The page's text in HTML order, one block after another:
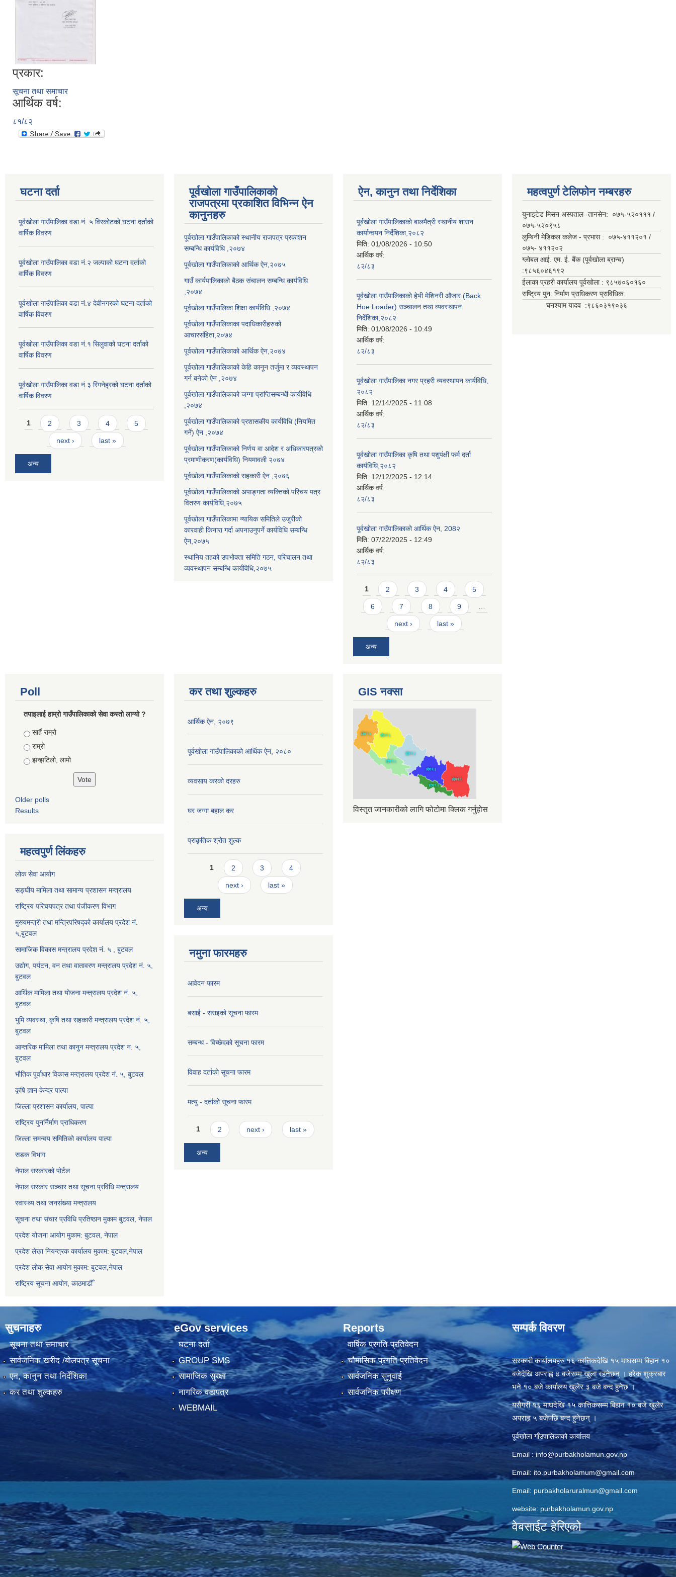
प्रकार:
सूचना तथा समाचार
आर्थिक वर्ष:
८१/८२
घटना दर्ता
पूर्वखोला गाउँपालिका वडा नं. ५ विरकोटको घटना दर्ताको
वार्षिक विवरण
पूर्वखोला गाउँपालिका वडा नं.२ जल्पाको घटना दर्ताको
वार्षिक विवरण
पूर्वखोला गाउँपालिका वडा नं.४ देवीनगरको घटना दर्ताको
वार्षिक विवरण
पूर्वखोला गाउँपालिका वडा नं.१ सिलुवाको घटना दर्ताको
वार्षिक विवरण
पूर्वखोला गाउँपालिका वडा नं.३ रिंगनेह्रको घटना दर्ताको
वार्षिक विवरण
Pages
1 2 3 4 5
next › last »
अन्य
पूर्वखोला गाउँपालिकाको
राजपत्रमा प्रकाशित विभिन्न ऐन
कानुनहरु
पूर्वखोला गाउँपालिकाको स्थानीय राजपत्र प्रकाशन
सम्बन्धि कार्यविधि ,२०७४
पूर्वखोला गाउँपालिकाको आर्थिक ऐन,२०७५
गाउँ कार्यपालिकाको बैठक संचालन सम्बन्धि कार्यविधि
,२०७४
पूर्वखोला गाउँपालिका शिक्षा कार्यविधि ,२०७४
पूर्वखोला गाउँपालिकाका पदाधिकारीहरुको
आचारसंहिता,२०७४
पूर्वखोला गाउँपालिकाको आर्थिक ऐन,२०७४
पूर्वखोला गाउँपालिकाको केहि कानून तर्जुमा र व्यवस्थापन
गर्न बनेको ऐन ,२०७४
पूर्वखोला गाउँपालिकाको जग्गा प्राप्तिसम्बन्धी कार्यविधि
,२०७४
पूर्वखोला गाउँपालिकाको प्रशासकीय कार्यविधि (नियमित
गर्ने) ऐन ,२०७४
पूर्वखोला गाउँपालिकाको निर्णय वा आदेश र अधिकारपत्रको
प्रमाणीकरण(कार्यविधि) नियमावली २०७४
पूर्वखोला गाउँपालिकाको सहकारी ऐन ,२०७६
पूर्वखोला गाउँपालिकाको अपाङ्गता व्यक्तिको परिचय पत्र
वितरण कार्यविधि,२०७५
पूर्वखोला गाउँपालिकामा न्यायिक समितिले उजुरीको
कारवाही किनारा गर्दा अपनाउनुपर्ने कार्यविधि सम्बन्धि
ऐन,२०७५
स्थानिय तहको उपभोक्ता समिति गठन, परिचालन तथा
व्यवस्थापन सम्बन्धि कार्यविधि,२०७५
ऐन, कानुन तथा निर्देशिका
पूर्बखोला गाउँपालिकाको बालमैत्री स्थानीय शासन
कार्यान्वयन निर्देशिका,२०८२
मिति: 01/08/2026 - 10:50
आर्थिक वर्ष:
८२/८३
पूर्वखोला गाउँपालिकाको हेभी मेशिनरी औजार (Back
Hoe Loader) सञ्चालन तथा व्यवस्थापन
निर्देशिका,२०८२
मिति: 01/08/2026 - 10:49
आर्थिक वर्ष:
८२/८३
पूर्वखोला गाउँपालिका नगर प्रहरी व्यवस्थापन कार्यविधि,
२०८२
मिति: 12/14/2025 - 11:08
आर्थिक वर्ष:
८२/८३
पूर्वखोला गाउँपालिका कृषि तथा पशुपंक्षी फर्म दर्ता
कार्यविधि,२०८२
मिति: 12/12/2025 - 12:14
आर्थिक वर्ष:
८२/८३
पूर्वखोला गाउँपालिकाको आर्थिक ऐन, 208२
मिति: 07/22/2025 - 12:49
आर्थिक वर्ष:
८२/८३
Pages
1 2 3 4 5
6 7 8 9 …
next › last »
अन्य
महत्वपुर्ण टेलिफोन नम्बरहरु
युनाइटेड मिसन अस्पताल -तानसेन: ०७५-५२०१११ /
०७५-५२०९५८
लुम्बिनी मेडिकल कलेज - प्रभास : ०७५-४११२०१ /
०७५- ४११२०२
ग्लोबल आई. एम. ई. बैंक (पूर्वखोला ब्रान्च)
:९८५६०४६१९२
ईलाका प्रहरी कार्यालय पूर्वखोला : ९८५७०६०१६०
राष्ट्रिय पुन: निर्माण प्राधिकरण प्राविधिक:
घनश्याम यादव :९८६०३१९०३६
Poll
तपाइलाई हाम्रो गाउँपालिकाको सेवा कस्तो लाग्यो ?
Choices
सार्है राम्रो
राम्रो
झन्झटिलो, लामो
Older polls
Results
महत्वपुर्ण लिंकहरु
लोक सेवा आयोग
सङ्घीय मामिला तथा सामान्य प्रशासन मन्त्रालय
राष्ट्रिय परिचयपत्र तथा पंजीकरण विभाग
मुख्यमन्त्री तथा मन्त्रिपरिषद्को कार्यालय प्रदेश नं.
५,बुटवल
सामाजिक विकास मन्त्रालय प्रदेश नं. ५ , बुटवल
उद्याेग, पर्यटन, वन तथा वातावरण मन्त्रालय प्रदेश नं. ५,
बुटवल
आर्थिक मामिला तथा योजना मन्त्रालय प्रदेश नं. ५,
बुटवल
भुमि व्यवस्था, कृषि तथा सहकारी मन्त्रालय प्रदेश नं. ५,
बुटवल
आन्तरिक मामिला तथा कानुन मन्त्रालय प्रदेश न. ५,
बुटवल
भौतिक पूर्वाधार विकास मन्त्रालय प्रदेश नं. ५, बुटवल
कृषि ज्ञान केन्द्र पाल्पा
जिल्ला प्रशासन कार्यालय, पाल्पा
राष्ट्रिय पुनर्निर्माण प्राधिकरण
जिल्ला समन्वय समितिको कार्यालय पाल्पा
सडक विभाग
नेपाल सरकारको पोर्टल
नेपाल सरकार सञ्‍चार तथा सूचना प्रविधि मन्त्रालय
स्वास्थ्य तथा जनसंख्या मन्त्रालय
सूचना तथा संचार प्रविधि प्रतिष्ठान मुकाम बुटवल, नेपाल
प्रदेश योजना आयोग मुकाम: बुटवल, नेपाल
प्रदेश लेखा नियन्त्रक कार्यालय मुकाम: बुटवल,नेपाल
प्रदेश लोक सेवा आयोग मुकाम: बुटवल,नेपाल
राष्ट्रिय सूचना आयोग, काठमाडौँ
कर तथा शुल्कहरु
आर्थिक ऐन, २०७९
पूर्वखोला गाउँपालिकाको आर्थिक ऐन, २०८०
व्यवसाय करको दरहरु
घर जग्गा बहाल कर
प्राकृतिक श्रोत शुल्क
Pages
1 2 3 4
next › last »
अन्य
नमुना फारमहरु
आवेदन फारम
बसाई - सराइको सूचना फारम
सम्बन्ध - विच्छेदको सूचना फारम
विवाह दर्ताको सूचना फारम
मत्यु - दर्ताको सूचना फारम
Pages
1 2 next › last »
अन्य
GIS नक्सा
विस्तृत जानकारीको लागि फोटोमा क्लिक गर्नुहोस
सुचनाहरु
सूचना तथा समाचार
सार्वजनिक खरीद /बोलपत्र सूचना
एन, कानुन तथा निर्देशिका
कर तथा शुल्कहरु
eGov services
घटना दर्ता
GROUP SMS
सामाजिक सुरक्षा
नागरिक वडापत्र
WEBMAIL
Reports
वार्षिक प्रगति प्रतिवेदन
चौमासिक प्रगति प्रतिवेदन
सार्वजनिक सुनुवाई
सार्वजनिक परीक्षण
सम्पर्क विवरण
सरकारी कार्यालयहरु १६ कात्तिकदेखि १५ माघसम्म बिहान १०
बजेदेखि अपराह्न ४ बजेसम्म खुला रहनेछन् । हरेक शुक्रबार
भने १० बजे कार्यालय खुलेर ३ बजे बन्द हुनेछ ।
यसैगरी १६ माघदेखि १५ कात्तिकसम्म बिहान १० बजे खुलेर
अपराह्न ५ बजेपछि बन्द हुनेछन् ।
पूर्वखोला गाँउपालिकाको कार्यालय
Email :info@purbakholamun.gov.np
Email: ito.purbakholamum@gmail.com
Email: purbakholaruralmun@gmail.com
website: purbakholamun.gov.np
वेबसाईट हेरिएको